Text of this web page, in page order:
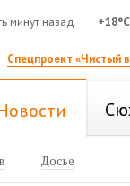
минут назад +18°C
Спецпроект «Чистый
Досье